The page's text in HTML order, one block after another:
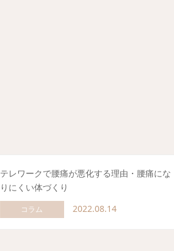
テレワークで腰痛が悪化する理由・腰痛にな
りにくい体づくり
コラム 2022.08.14